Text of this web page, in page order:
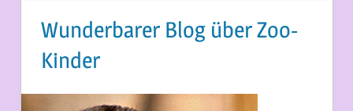
Wunderbarer Blog über Zoo-
Kinder